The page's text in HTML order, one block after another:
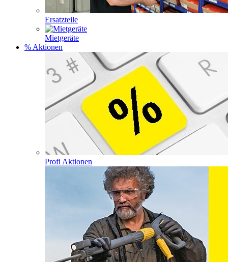
Ersatzteile
Mietgeräte
% Aktionen
Profi Aktionen